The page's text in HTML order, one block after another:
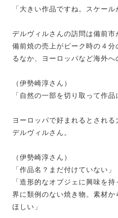
「大きい作品ですね。スケール
デルヴィルさんの訪問は備前市
備前焼の売上がピーク時の４
るなか、ヨーロッパなど海外へ
（伊勢崎淳さん）
「自然の一部を切り取って作品
ヨーロッパで好まれるとされ
デルヴィルさん。
（伊勢崎淳さん）
「作品名？まだ付けていない」
「造形的なオブジェに興味を
界に類例のない焼き物。素材
ほしい」